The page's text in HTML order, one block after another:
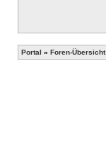
Portal » Foren-Übersicht